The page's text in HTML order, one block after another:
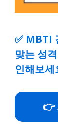
✅ MBTI
맞는 성
인해보세
👉